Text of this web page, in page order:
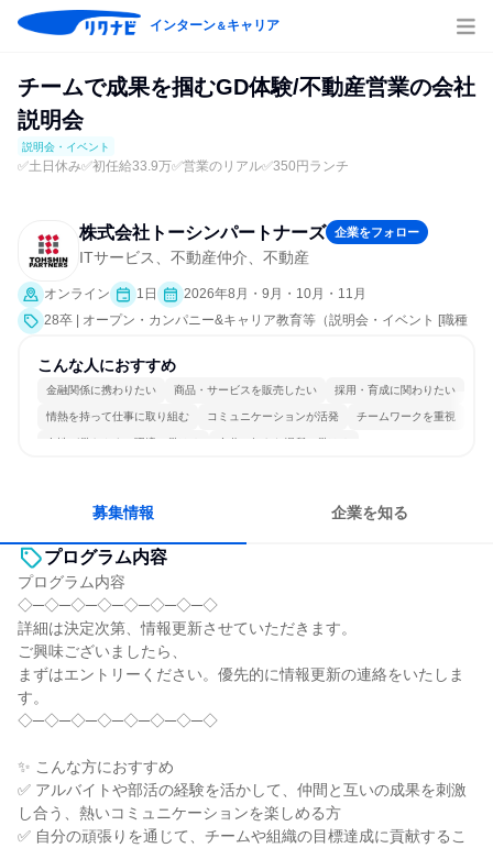
インターン＆キャリア
チームで成果を掴むGD体験/不動産営業の会社
説明会
説明会・イベント
✅土日休み✅初任給33.9万✅営業のリアル✅350円ランチ
株式会社トーシンパートナーズ 企業をフォロー
ITサービス、不動産仲介、不動産
オンライン 1日
2026年8月・9月・10月・11月
28卒 | オープン・カンパニー&キャリア教育等（説明会・イベント [職種
こんな人におすすめ
金融関係に携わりたい 商品・サービスを販売したい 採用・育成に関わりたい
情熱を持って仕事に取り組む コミュニケーションが活発 チームワークを重視
女性が働きやすい環境で働ける 自分の好きな場所で働ける
募集情報 企業を知る
プログラム内容
プログラム内容
◇─◇─◇─◇─◇─◇─◇─◇
詳細は決定次第、情報更新させていただきます。
ご興味ございましたら、
まずはエントリーください。優先的に情報更新の連絡をいたしま
す。
◇─◇─◇─◇─◇─◇─◇─◇
✨ こんな方におすすめ
✅ アルバイトや部活の経験を活かして、仲間と互いの成果を刺激
し合う、熱いコミュニケーションを楽しめる方
✅ 自分の頑張りを通じて、チームや組織の目標達成に貢献するこ